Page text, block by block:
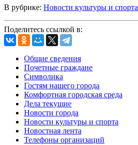
В рубрике: Новости культуры и спорта
Поделитесь ссылкой в:
Общие сведения
Почетные граждане
Символика
Гостям нашего города
Комфортная городская среда
Дела текущие
Новости города
Новости культуры и спорта
Новостная лента
Телефоны организаций